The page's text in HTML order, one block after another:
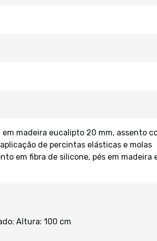
madeira eucalipto 20 mm, assento
de percintas elásticas e molas
em fibra de silicone, pés em madeira
Altura: 100 cm